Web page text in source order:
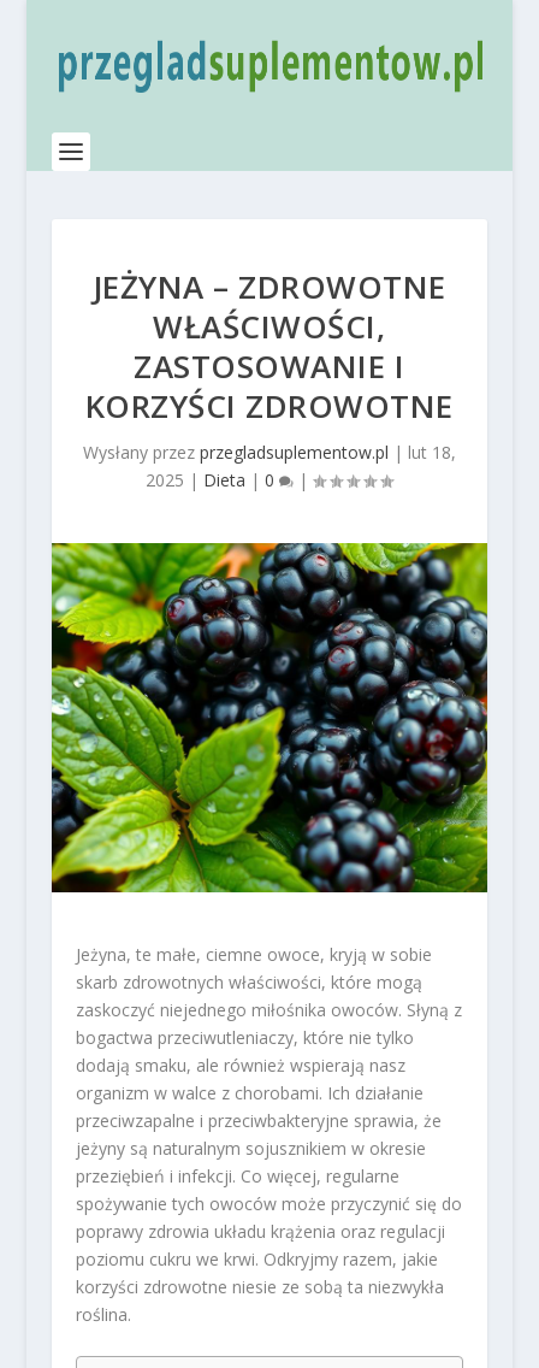
JEŻYNA – ZDROWOTNE
WŁAŚCIWOŚCI,
ZASTOSOWANIE I
KORZYŚCI ZDROWOTNE
Wysłany przez przegladsuplementow.pl | lut 18,
2025 | Dieta |0 |
Jeżyna, te małe, ciemne owoce, kryją w sobie
skarb zdrowotnych właściwości, które mogą
zaskoczyć niejednego miłośnika owoców. Słyną z
bogactwa przeciwutleniaczy, które nie tylko
dodają smaku, ale również wspierają nasz
organizm w walce z chorobami. Ich działanie
przeciwzapalne i przeciwbakteryjne sprawia, że
jeżyny są naturalnym sojusznikiem w okresie
przeziębień i infekcji. Co więcej, regularne
spożywanie tych owoców może przyczynić się do
poprawy zdrowia układu krążenia oraz regulacji
poziomu cukru we krwi. Odkryjmy razem, jakie
korzyści zdrowotne niesie ze sobą ta niezwykła
roślina.